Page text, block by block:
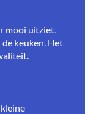
mooi uitziet.
keuken. Het